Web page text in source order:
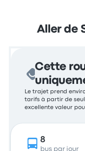
Aller de
Cette
Le trajet prend
tarifs à partir de
excellente valeur
8
bus par jour